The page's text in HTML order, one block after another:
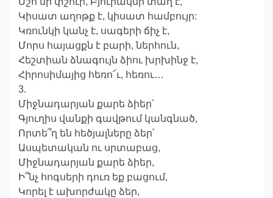
Կիսատ աղոթք է, կիսատ համբույր:
Կռունկի կանչ է, սագերի ճիչ է,
Մորս հայացքն է բարի, ներհուն,
Հեշտիան ձնագույն ձիու խրխինջ է,
Հիրոսիմայից հեռո՜ւ, հեռու…
3.
Միջնադարյան քարե ձիեր՝
Գյուղիս վանքի գավթում կանգնած,
Որտե՞ղ են հեծյալները ձեր՝
Ասպետական ու սրտաբաց,
Միջնադարյան քարե ձիեր,
Ի՞նչ հոգսերի դուռ եք բացում,
Կորել է ախորժակը ձեր,